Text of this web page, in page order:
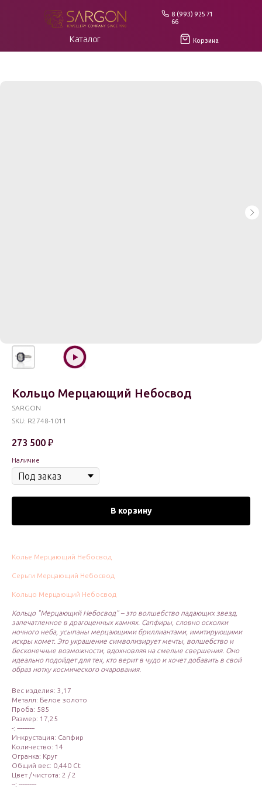
8 (993) 925 71
66
Корзина
Каталог
Кольцо Мерцающий Небосвод
SARGON
SKU: R2748-1011
273 500 ₽
Наличие
В корзину
Колье Мерцающий Небосвод
Серьги Мерцающий Небосвод
Кольцо Мерцающий Небосвод
Кольцо "Мерцающий Небосвод" – это волшебство падающих звезд,
запечатленное в драгоценных камнях. Сапфиры, словно осколки
ночного неба, усыпаны мерцающими бриллиантами, имитирующими
искры комет. Это украшение символизирует мечты, волшебство и
бесконечные возможности, вдохновляя на смелые свершения. Оно
идеально подойдет для тех, кто верит в чудо и хочет добавить в свой
образ нотку космического очарования.
Вес изделия: 3,17
Металл: Белое золото
Проба: 585
Размер: 17,25
-: ----------
Инкрустация: Сапфир
Количество: 14
Огранка: Круг
Общий вес: 0,440 Ct
Цвет / чистота: 2 / 2
--: ----------